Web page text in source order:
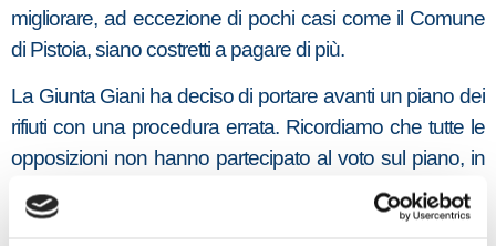
migliorare, ad eccezione di pochi casi come il Comune
di Pistoia, siano costretti a pagare di più.
La Giunta Giani ha deciso di portare avanti un piano dei
rifiuti con una procedura errata. Ricordiamo che tutte le
opposizioni non hanno partecipato al voto sul piano, in
sostanza la maggioranza se lo è votato da solo. Questa
procedura sgangherata, messa in piedi dall’assessore